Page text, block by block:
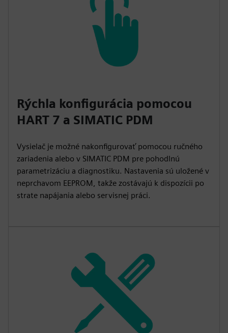
Rýchla konfigurácia pomocou
HART 7 a SIMATIC PDM
Vysielač je možné nakonfigurovať pomocou ručného
zariadenia alebo v SIMATIC PDM pre pohodlnú
parametrizáciu a diagnostiku. Nastavenia sú uložené v
neprchavom EEPROM, takže zostávajú k dispozícii po
strate napájania alebo servisnej práci.